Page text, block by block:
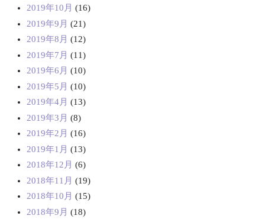
2019年10月 (16)
2019年9月 (21)
2019年8月 (12)
2019年7月 (11)
2019年6月 (10)
2019年5月 (10)
2019年4月 (13)
2019年3月 (8)
2019年2月 (16)
2019年1月 (13)
2018年12月 (6)
2018年11月 (19)
2018年10月 (15)
2018年9月 (18)